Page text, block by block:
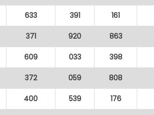
633 391 161
371 920 863
609 033 398
372 059 808
400 539 176